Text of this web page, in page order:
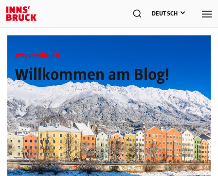
DEUTSCH
#MyInnsbruck
Willkommen am Blog!